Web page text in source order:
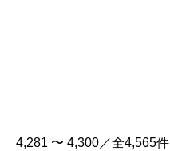
4,281 〜 4,300／全4,565件